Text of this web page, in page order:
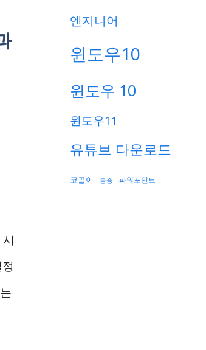
엔지니어
윈도우10
윈도우 10
윈도우11
유튜브 다운로드
코골이 통증 파워포인트